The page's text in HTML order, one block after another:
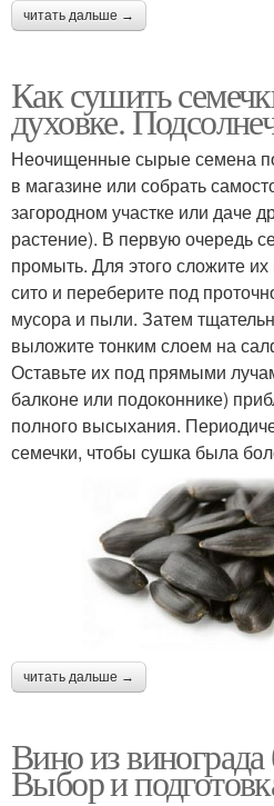
читать дальше →
Как сушить
духовке.
Неочищенные сырые семена
в магазине или собрать
загородном участке или даче
растение). В первую очередь
промыть. Для этого сложите
сито и переберите под
мусора и пыли. Затем
выложите тонким слоем на
Оставьте их под прямыми
балконе или подоконнике)
полного высыхания.
семечки, чтобы сушка была
читать дальше →
Вино из винограда
Выбор и